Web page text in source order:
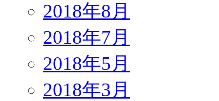
2018年8月
2018年7月
2018年5月
2018年3月